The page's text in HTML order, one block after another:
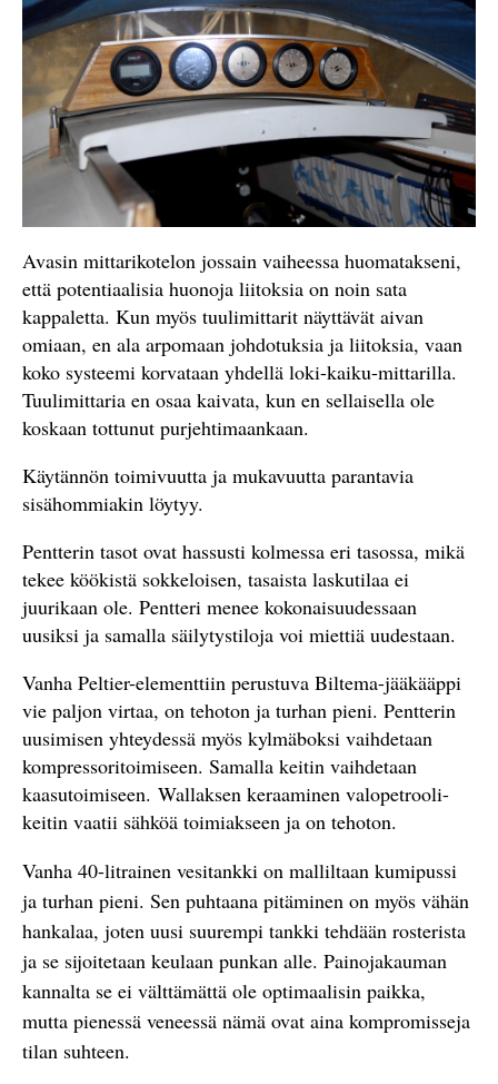
Avasin mittarikotelon jossain vaiheessa huomatakseni,
että potentiaalisia huonoja liitoksia on noin sata
kappaletta. Kun myös tuulimittarit näyttävät aivan
omiaan, en ala arpomaan johdotuksia ja liitoksia, vaan
koko systeemi korvataan yhdellä loki-kaiku-mittarilla.
Tuulimittaria en osaa kaivata, kun en sellaisella ole
koskaan tottunut purjehtimaankaan.
Käytännön toimivuutta ja mukavuutta parantavia
sisähommiakin löytyy.
Pentterin tasot ovat hassusti kolmessa eri tasossa, mikä
tekee köökistä sokkeloisen, tasaista laskutilaa ei
juurikaan ole. Pentteri menee kokonaisuudessaan
uusiksi ja samalla säilytystiloja voi miettiä uudestaan.
Vanha Peltier-elementtiin perustuva Biltema-jääkääppi
vie paljon virtaa, on tehoton ja turhan pieni. Pentterin
uusimisen yhteydessä myös kylmäboksi vaihdetaan
kompressoritoimiseen. Samalla keitin vaihdetaan
kaasutoimiseen. Wallaksen keraaminen valopetrooli-
keitin vaatii sähköä toimiakseen ja on tehoton.
Vanha 40-litrainen vesitankki on malliltaan kumipussi
ja turhan pieni. Sen puhtaana pitäminen on myös vähän
hankalaa, joten uusi suurempi tankki tehdään rosterista
ja se sijoitetaan keulaan punkan alle. Painojakauman
kannalta se ei välttämättä ole optimaalisin paikka,
mutta pienessä veneessä nämä ovat aina kompromisseja
tilan suhteen.